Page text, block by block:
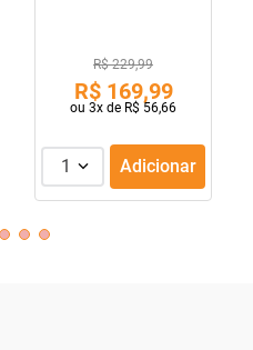
R$ 229,99
R$ 169,99
ou 3x de R$ 56,66
1 Adicionar